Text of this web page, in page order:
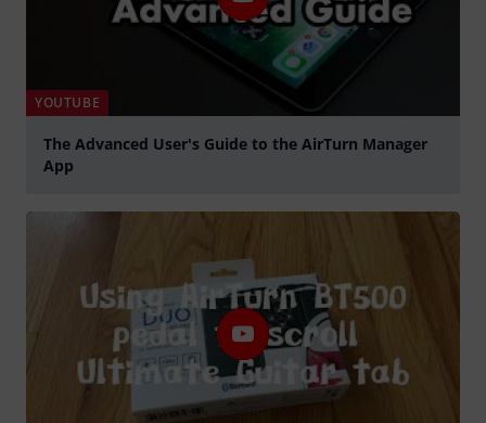
YOUTUBE
The Advanced User's Guide to the AirTurn Manager
App